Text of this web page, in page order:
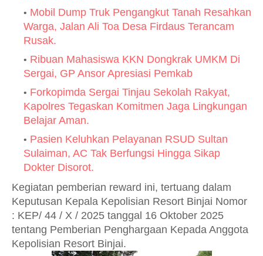
Mobil Dump Truk Pengangkut Tanah Resahkan
Warga, Jalan Ali Toa Desa Firdaus Terancam
Rusak.
Ribuan Mahasiswa KKN Dongkrak UMKM Di
Sergai, GP Ansor Apresiasi Pemkab
Forkopimda Sergai Tinjau Sekolah Rakyat,
Kapolres Tegaskan Komitmen Jaga Lingkungan
Belajar Aman.
Pasien Keluhkan Pelayanan RSUD Sultan
Sulaiman, AC Tak Berfungsi Hingga Sikap
Dokter Disorot.
Kegiatan pemberian reward ini, tertuang dalam
Keputusan Kepala Kepolisian Resort Binjai Nomor
: KEP/ 44 / X / 2025 tanggal 16 Oktober 2025
tentang Pemberian Penghargaan Kepada Anggota
Kepolisian Resort Binjai.